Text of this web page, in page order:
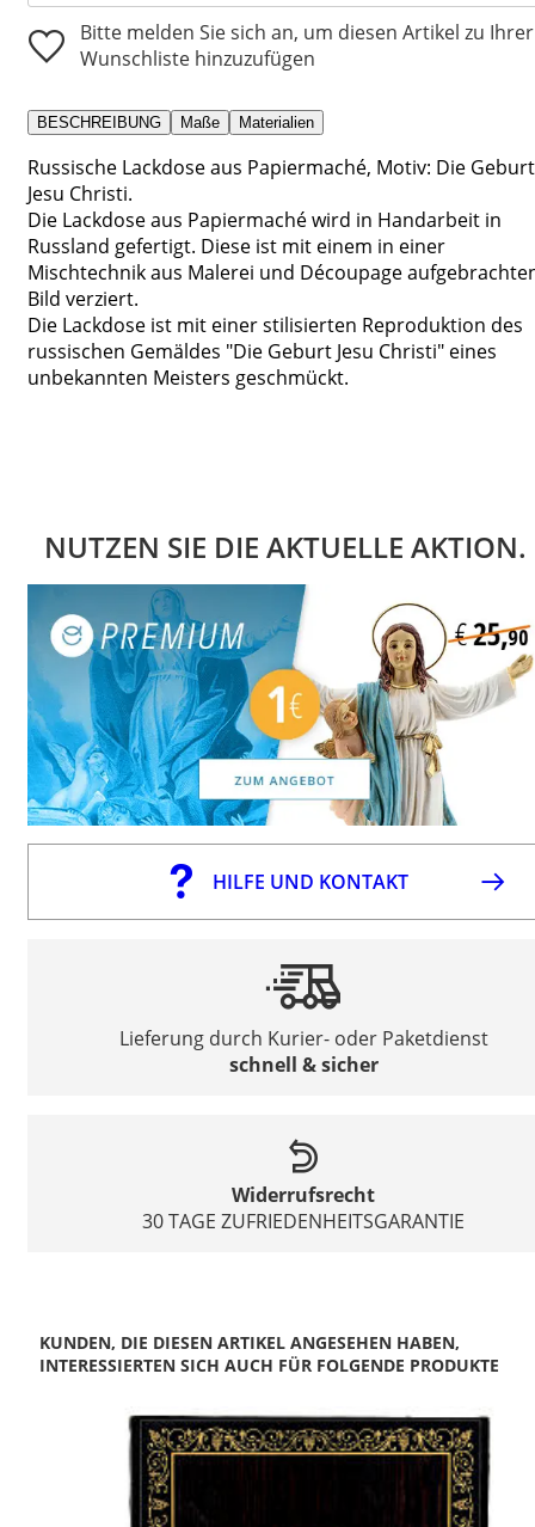
Bitte melden Sie sich an, um diesen Artikel zu Ihrer
Wunschliste hinzuzufügen
BESCHREIBUNG Maße Materialien
Russische Lackdose aus Papiermaché, Motiv: Die Geburt
Jesu Christi.
Die Lackdose aus Papiermaché wird in Handarbeit in
Russland gefertigt. Diese ist mit einem in einer
Mischtechnik aus Malerei und Découpage
Bild verziert.
Die Lackdose ist mit einer stilisierten Reproduktion des
russischen Gemäldes "Die Geburt Jesu Christi" eines
unbekannten Meisters geschmückt.
NUTZEN SIE DIE AKTUELLE AKTION.
HILFE UND KONTAKT
Lieferung durch Kurier- oder Paketdienst
schnell & sicher
Widerrufsrecht
30 TAGE ZUFRIEDENHEITSGARANTIE
KUNDEN, DIE DIESEN ARTIKEL ANGESEHEN HABEN,
INTERESSIERTEN SICH AUCH FÜR FOLGENDE PRODUKTE